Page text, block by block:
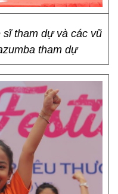
tham dự và các vũ
tham dự